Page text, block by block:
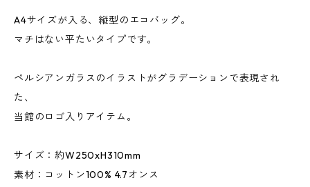
A4サイズが入る、縦型のエコバッグ。
マチはない平たいタイプです。
ペルシアンガラスのイラストがグラデーションで表現され
た、
当館のロゴ入りアイテム。
サイズ：約W250xH310mm
素材：コットン100% 4.7オンス